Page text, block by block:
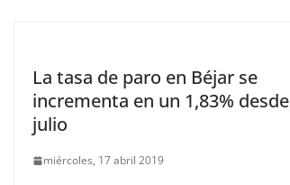
La tasa de paro en Béjar se
incrementa en un 1,83% desde
julio
miércoles, 17 abril 2019